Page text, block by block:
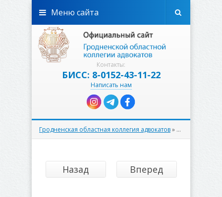
Контакты:
БИСС: 8-0152-43-11-22
Написать нам
Меню сайта
Гродненская областная коллегия адвокатов» Материалы за 01.09.2022 » Страница 2
Назад Вперед